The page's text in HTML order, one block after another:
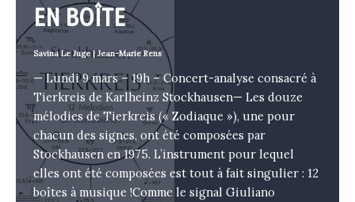
EN BOÎTE
Savina Le Juge|Jean-Marie Rens
— Lundi 9 mars – 19h – Concert-analyse consacré à
Tierkreis de Karlheinz Stockhausen— Les douze
mélodies de Tierkreis (« Zodiaque »), une pour
chacun des signes, ont été composées par
Stockhausen en 1975. L’instrument pour lequel
elles ont été composées est tout à fait singulier : 12
boîtes à musique !Comme le signal Giuliano